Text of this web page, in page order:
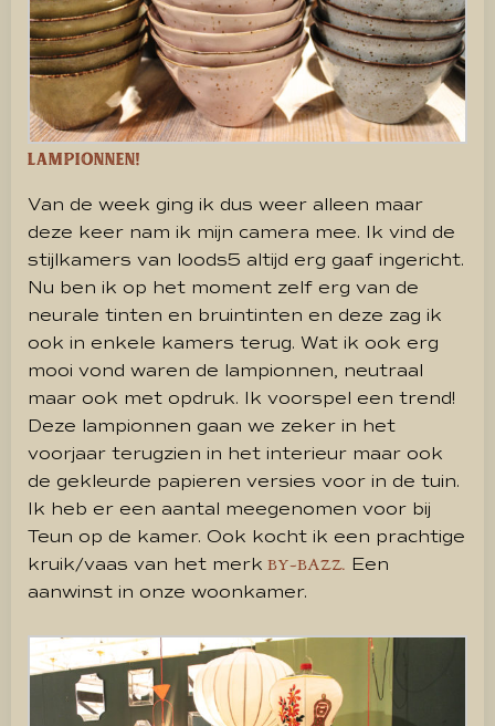
Lampionnen!
Van de week ging ik dus weer alleen maar
deze keer nam ik mijn camera mee. Ik vind de
stijlkamers van loods5 altijd erg gaaf ingericht.
Nu ben ik op het moment zelf erg van de
neurale tinten en bruintinten en deze zag ik
ook in enkele kamers terug. Wat ik ook erg
mooi vond waren de lampionnen, neutraal
maar ook met opdruk. Ik voorspel een trend!
Deze lampionnen gaan we zeker in het
voorjaar terugzien in het interieur maar ook
de gekleurde papieren versies voor in de tuin.
Ik heb er een aantal meegenomen voor bij
Teun op de kamer. Ook kocht ik een prachtige
kruik/vaas van het merk BY-BAZZ. Een
aanwinst in onze woonkamer.